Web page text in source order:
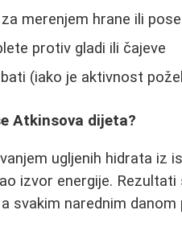
merenjem hrane ili
protiv gladi ili čajeve
(iako je aktivnost
Atkinsova dijeta?
ugljenih hidrata iz
izvor energije.
svakim narednim